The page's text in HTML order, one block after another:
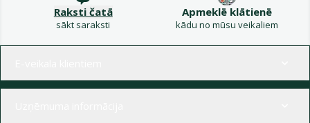
Raksti čatā
sākt saraksti
Apmeklē klātienē
kādu no mūsu veikaliem